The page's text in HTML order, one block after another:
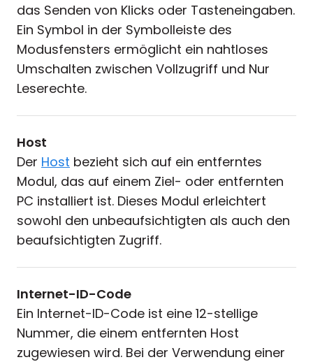
das Senden von Klicks oder Tasteneingaben.
Ein Symbol in der Symbolleiste des
Modusfensters ermöglicht ein nahtloses
Umschalten zwischen Vollzugriff und Nur
Leserechte.
Host
Der Host bezieht sich auf ein entferntes
Modul, das auf einem Ziel- oder entfernten
PC installiert ist. Dieses Modul erleichtert
sowohl den unbeaufsichtigten als auch den
beaufsichtigten Zugriff.
Internet-ID-Code
Ein Internet-ID-Code ist eine 12-stellige
Nummer, die einem entfernten Host
zugewiesen wird. Bei der Verwendung einer